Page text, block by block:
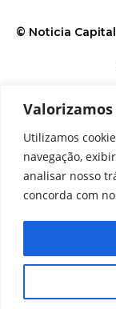
Utilizamos
navegação,
analisar nosso
concorda com
© Noticia Capital
Contato Home
Equipe Perfil